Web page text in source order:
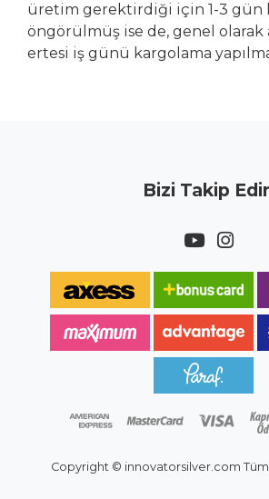
üretim gerektirdiği için 1-3 gün
öngörülmüş ise de, genel olarak
ertesi iş günü kargolama
Bizi Takip
Copyright © innovatorsilver.com Tüm